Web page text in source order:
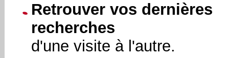
Retrouver vos dernières
recherches
d'une visite à l'autre.